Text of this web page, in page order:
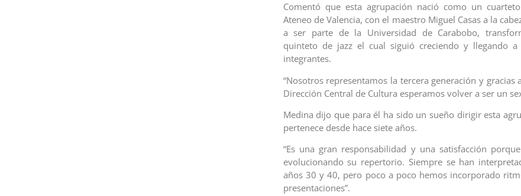
Comentó que esta agrupación nació como un
Ateneo de Valencia, con el maestro Miguel Casas a la
a ser parte de la Universidad de Carabobo,
quinteto de jazz el cual siguió creciendo y llegando
integrantes.
“Nosotros representamos la tercera generación y gracias
Dirección Central de Cultura esperamos volver a ser un
Medina dijo que para él ha sido un sueño dirigir esta
pertenece desde hace siete años.
“Es una gran responsabilidad y una satisfacción
evolucionando su repertorio. Siempre se han
años 30 y 40, pero poco a poco hemos incorporado
presentaciones”.